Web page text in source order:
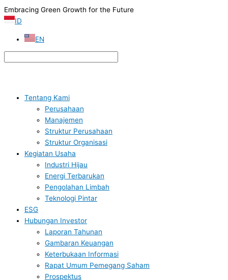
ke
Embracing Green Growth for the Future
ID
EN
Tentang Kami
Perusahaan
Manajemen
Struktur Perusahaan
Struktur Organisasi
Kegiatan Usaha
Industri Hijau
Energi Terbarukan
Pengolahan Limbah
Teknologi Pintar
ESG
Hubungan Investor
Laporan Tahunan
Gambaran Keuangan
Keterbukaan Informasi
Rapat Umum Pemegang Saham
Prospektus
C
a